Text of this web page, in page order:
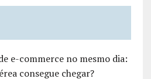
e-commerce no mesmo dia:
consegue chegar?